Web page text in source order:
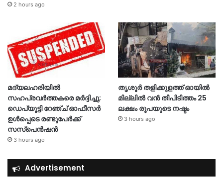
2 hours ago
മദ്യലഹരിയിൽ
സഹപ്രവർത്തകരെ മർദ്ദിച്ചു;
ഡെപ്യൂട്ടി റേഞ്ച് ഓഫീസർ
ഉൾപ്പെടെ രണ്ടുപേർക്ക്
സസ്‌പെൻഷൻ
3 hours ago
തൃശൂര്‍ തളിക്കുളത്ത് ഓയില്‍
മില്ലില്‍ വൻ തീപിടിത്തം 25
ലക്ഷം രൂപയുടെ നഷ്ടം
3 hours ago
Advertisement